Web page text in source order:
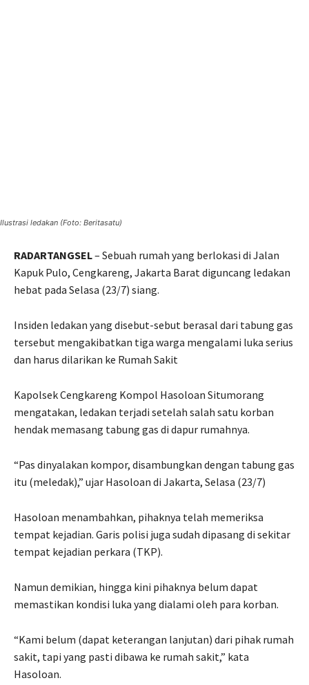
Ilustrasi ledakan (Foto: Beritasatu)
RADARTANGSEL– Sebuah rumah yang berlokasi di Jalan
Kapuk Pulo, Cengkareng, Jakarta Barat diguncang ledakan
hebat pada Selasa (23/7) siang.
Insiden ledakan yang disebut-sebut berasal dari tabung gas
tersebut mengakibatkan tiga warga mengalami luka serius
dan harus dilarikan ke Rumah Sakit
Kapolsek Cengkareng Kompol Hasoloan Situmorang
mengatakan, ledakan terjadi setelah salah satu korban
hendak memasang tabung gas di dapur rumahnya.
“Pas dinyalakan kompor, disambungkan dengan tabung gas
itu (meledak),” ujar Hasoloan di Jakarta, Selasa (23/7)
Hasoloan menambahkan, pihaknya telah memeriksa
tempat kejadian. Garis polisi juga sudah dipasang di sekitar
tempat kejadian perkara (TKP).
Namun demikian, hingga kini pihaknya belum dapat
memastikan kondisi luka yang dialami oleh para korban.
“Kami belum (dapat keterangan lanjutan) dari pihak rumah
sakit, tapi yang pasti dibawa ke rumah sakit,” kata
Hasoloan.